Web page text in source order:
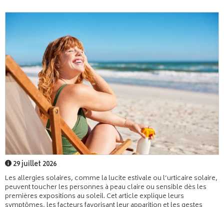
29 juillet 2026
Les allergies solaires, comme la lucite estivale ou l’urticaire solaire,
peuvent toucher les personnes à peau claire ou sensible dès les
premières expositions au soleil. Cet article explique leurs